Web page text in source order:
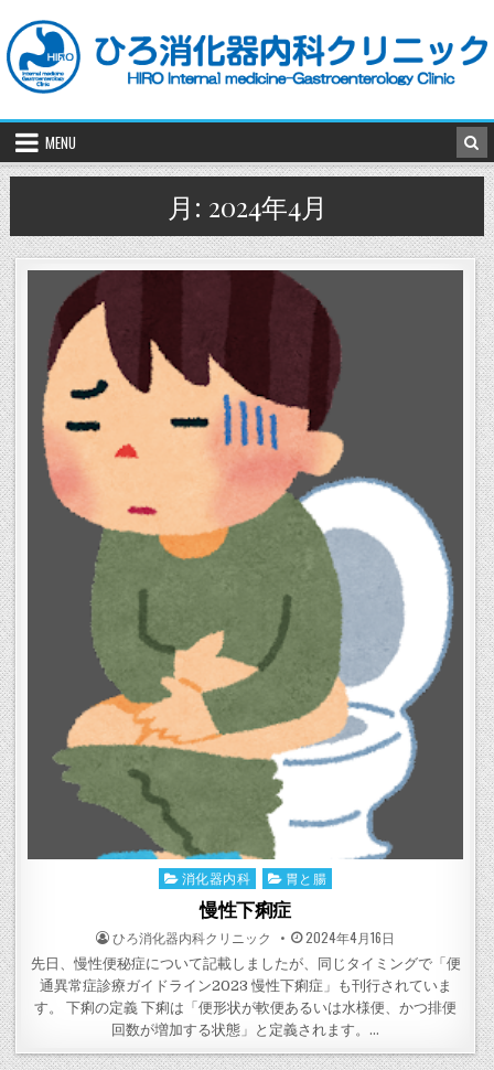
to
content
MENU
月: 2024年4月
Posted
消化器内科 胃と腸
慢性下痢症
POSTED
BY
ひろ消化器内科クリニック POSTED
ON
2024年4月16日
先日、慢性便秘症について記載しましたが、同じタイミングで「便
通異常症診療ガイドライン2023 慢性下痢症」も刊行されていま
す。 下痢の定義 下痢は「便形状が軟便あるいは水様便、かつ排便
回数が増加する状態」と定義されます。…